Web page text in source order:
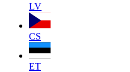
LV
CS
ET